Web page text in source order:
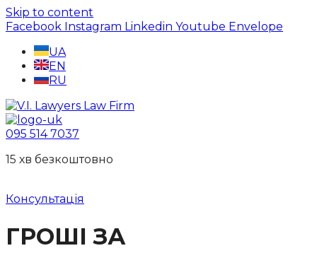
Skip to content
Facebook Instagram Linkedin Youtube Envelope
UA
EN
RU
095 514 7037
15 хв безкоштовно
Консультація
ГРОШІ ЗА